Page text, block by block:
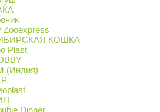
Zooexpress
КОШКА
Plast
(Индия)
Dinner